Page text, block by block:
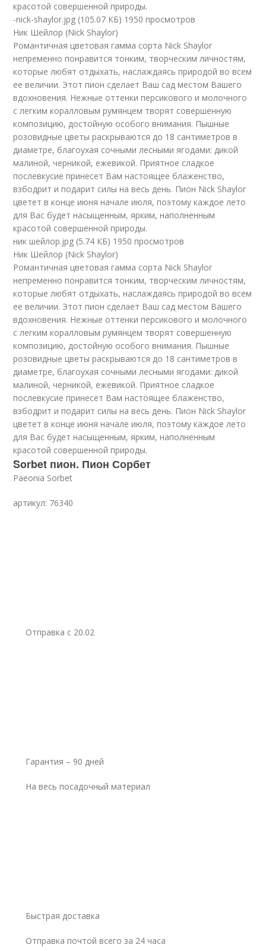
красотой совершенной природы.
-nick-shaylor.jpg (105.07 КБ) 1950 просмотров
Ник Шейлор (Nick Shaylor)
Романтичная цветовая гамма сорта Nick Shaylor
непременно понравится тонким, творческим личностям,
которые любят отдыхать, наслаждаясь природой во всем
ее величии. Этот пион сделает Ваш сад местом Вашего
вдохновения. Нежные оттенки персикового и молочного
с легким коралловым румянцем творят совершенную
композицию, достойную особого внимания. Пышные
розовидные цветы раскрываются до 18 сантиметров в
диаметре, благоухая сочными лесными ягодами: дикой
малиной, черникой, ежевикой. Приятное сладкое
послевкусие принесет Вам настоящее блаженство,
взбодрит и подарит силы на весь день. Пион Nick Shaylor
цветет в конце июня начале июля, поэтому каждое лето
для Вас будет насыщенным, ярким, наполненным
красотой совершенной природы.
ник шейлор.jpg (5.74 КБ) 1950 просмотров
Ник Шейлор (Nick Shaylor)
Романтичная цветовая гамма сорта Nick Shaylor
непременно понравится тонким, творческим личностям,
которые любят отдыхать, наслаждаясь природой во всем
ее величии. Этот пион сделает Ваш сад местом Вашего
вдохновения. Нежные оттенки персикового и молочного
с легким коралловым румянцем творят совершенную
композицию, достойную особого внимания. Пышные
розовидные цветы раскрываются до 18 сантиметров в
диаметре, благоухая сочными лесными ягодами: дикой
малиной, черникой, ежевикой. Приятное сладкое
послевкусие принесет Вам настоящее блаженство,
взбодрит и подарит силы на весь день. Пион Nick Shaylor
цветет в конце июня начале июля, поэтому каждое лето
для Вас будет насыщенным, ярким, наполненным
красотой совершенной природы.
Sorbet пион. Пион Сорбет
Paeonia Sorbet
артикул: 76340
Отправка c 20.02
Гарантия – 90 дней
На весь посадочный материал
Быстрая доставка
Отправка почтой всего за 24 часа